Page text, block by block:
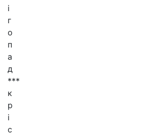
і
г
о
п
а
д
***
к
р
і
с